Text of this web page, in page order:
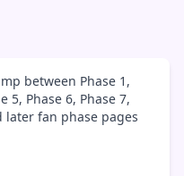
between Phase 1,
5, Phase 6, Phase 7,
later fan phase pages